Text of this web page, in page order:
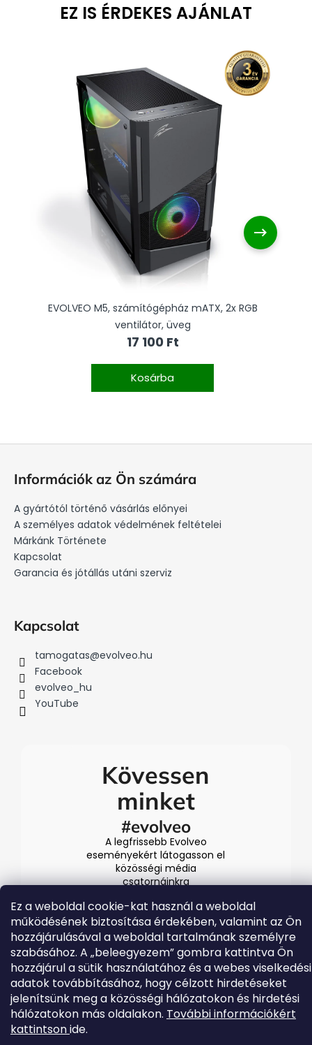
Ez a weboldal cookie-kat használ a weboldal
működésének biztosítása érdekében, valamint az Ön
hozzájárulásával a weboldal tartalmának személyre
szabásához. A „beleegyezem” gombra kattintva Ön
hozzájárul a sütik használatához és a webes viselkedési
adatok továbbításához, hogy célzott hirdetéseket
jelenítsünk meg a közösségi hálózatokon és hirdetési
hálózatokon más oldalakon. További információkért
kattintsonide.
EVOLVEO M5, számítógépház mATX, 2x RGB
ventilátor, üveg
17 100 Ft
Kosárba
Információk az Ön számára
A gyártótól történő vásárlás előnyei
A személyes adatok védelmének feltételei
Márkánk Története
Kapcsolat
Garancia és jótállás utáni szerviz
Kapcsolat
tamogatas@evolveo.hu
Facebook
evolveo_hu
YouTube
Kövessen
minket
#evolveo
A legfrissebb Evolveo
eseményekért látogasson el
közösségi média
csatornáinkra
Shoptet készítette
Copyright 2026